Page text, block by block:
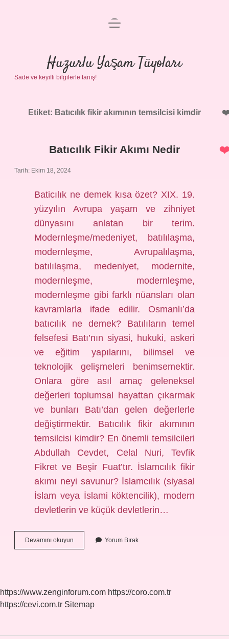
Anasayfa
Gizlilik Politikası
Yasal Uyarı
menüyü
Huzurlu Yaşam Tüyoları
Sade ve keyifli bilgilerle tanış!
Etiket: Batıcılık fikir akımının temsilcisi kimdir
Batıcılık Fikir Akımı Nedir
Tarih: Ekim 18, 2024
Baticılık ne demek kısa özet? XIX. 19.
yüzyılın Avrupa yaşam ve zihniyet
dünyasını anlatan bir terim.
Modernleşme/medeniyet, batılılaşma,
modernleşme, Avrupalılaşma,
batılılaşma, medeniyet, modernite,
modernleşme, modernleşme,
modernleşme gibi farklı nüansları olan
kavramlarla ifade edilir. Osmanlı’da
batıcılık ne demek? Batılıların temel
felsefesi Batı’nın siyasi, hukuki, askeri
ve eğitim yapılarını, bilimsel ve
teknolojik gelişmeleri benimsemektir.
Onlara göre asıl amaç geleneksel
değerleri toplumsal hayattan çıkarmak
ve bunları Batı’dan gelen değerlerle
değiştirmektir. Batıcılık fikir akımının
temsilcisi kimdir? En önemli temsilcileri
Abdullah Cevdet, Celal Nuri, Tevfik
Fikret ve Beşir Fuat’tır. İslamcılık fikir
akımı neyi savunur? İslamcılık (siyasal
İslam veya İslami köktencilik), modern
devletlerin ve küçük devletlerin…
Devamını okuyun
Fikir
Yorum Bırak
https://www.zenginforum.com https://coro.com.tr
https://cevi.com.tr Sitemap